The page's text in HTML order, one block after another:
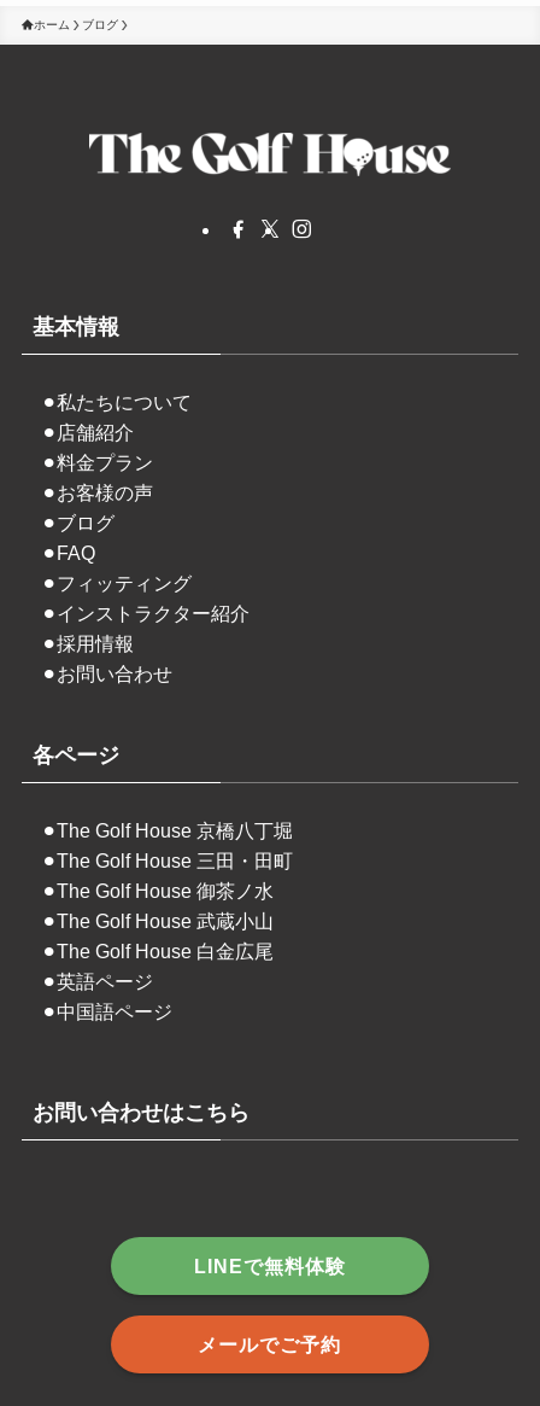
ホーム ブログ
基本情報
⚫︎私たちについて
⚫︎ 店舗紹介
⚫︎料金プラン
⚫︎お客様の声
⚫︎ブログ
⚫︎FAQ
⚫︎フィッティング
⚫︎インストラクター紹介
⚫︎採用情報
⚫︎お問い合わせ
各ページ
⚫︎The Golf House 京橋八丁堀
⚫︎The Golf House 三田・田町
⚫︎The Golf House 御茶ノ水
⚫︎The Golf House 武蔵小山
⚫︎The Golf House 白金広尾
⚫︎英語ページ
⚫︎中国語ページ
お問い合わせはこちら
LINEで無料体験
メールでご予約